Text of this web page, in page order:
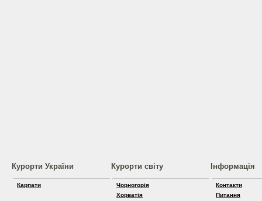
Курорти України
Карпати
Курорти світу
Чорногорія
Хорватія
Інформація
Контакти
Питання